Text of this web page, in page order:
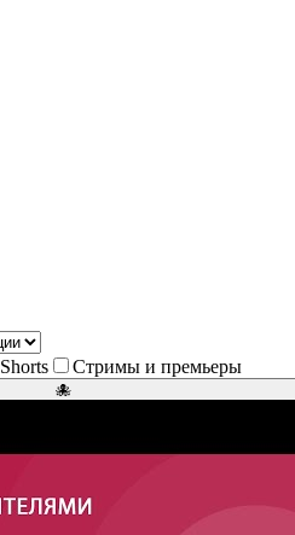
Shorts Стримы и премьеры
🐙